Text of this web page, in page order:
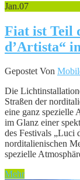
Jan.07
Fiat ist Teil
d’Artista“
Gepostet Von
Die
Straßen der
eine ganz spezielle
im Glanz einer
des Festivals „Luci
norditalienischen
spezielle
Mehr